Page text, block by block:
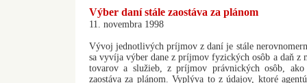
Výber daní stále zaostáva za plánom
11. novembra 1998
Vývoj jednotlivých príjmov z daní je stále
sa vyvíja výber dane z príjmov fyzických osôb a daň
tovarov a služieb, z príjmov právnických osôb, ako
zaostáva za plánom. Vyplýva to z údajov, ktoré